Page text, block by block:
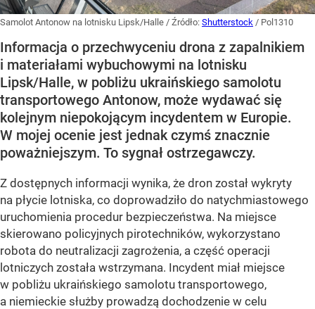
Samolot Antonow na lotnisku Lipsk/Halle / Źródło: Shutterstock / Pol1310
Informacja o przechwyceniu drona z zapalnikiem
i materiałami wybuchowymi na lotnisku
Lipsk/Halle, w pobliżu ukraińskiego samolotu
transportowego Antonow, może wydawać się
kolejnym niepokojącym incydentem w Europie.
W mojej ocenie jest jednak czymś znacznie
poważniejszym. To sygnał ostrzegawczy.
Z dostępnych informacji wynika, że dron został wykryty
na płycie lotniska, co doprowadziło do natychmiastowego
uruchomienia procedur bezpieczeństwa. Na miejsce
skierowano policyjnych pirotechników, wykorzystano
robota do neutralizacji zagrożenia, a część operacji
lotniczych została wstrzymana. Incydent miał miejsce
w pobliżu ukraińskiego samolotu transportowego,
a niemieckie służby prowadzą dochodzenie w celu